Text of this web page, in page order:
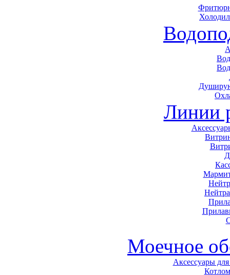
Линии
Моечное
Аксессуары